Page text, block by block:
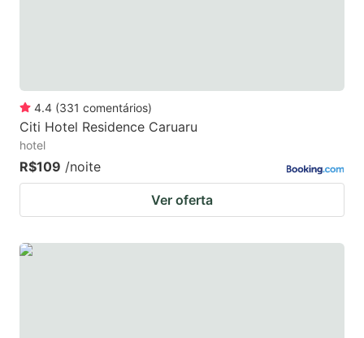
4.4 (331 comentários)
Citi Hotel Residence Caruaru
hotel
R$109 /noite
Ver oferta